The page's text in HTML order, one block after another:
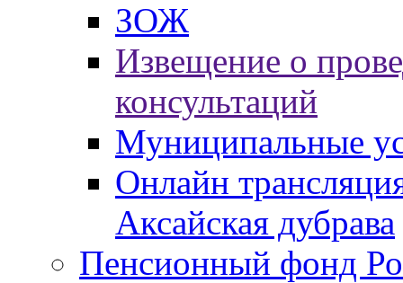
ЗОЖ
Извещение о
консультаций
Муниципальные
Онлайн
Аксайская дубрава
Пенсионный фонд